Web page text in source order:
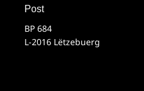
Post
BP 684
L-2016 Lëtzebuerg